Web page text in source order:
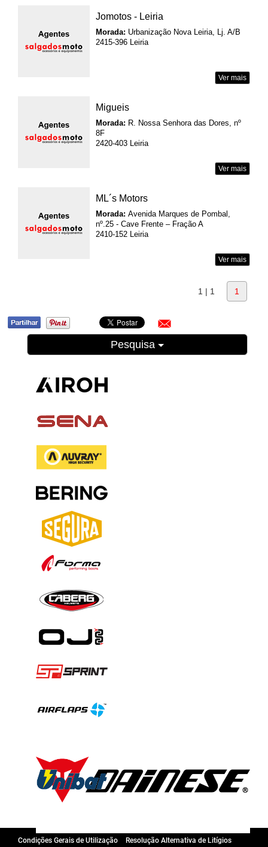
Jomotos - Leiria
Morada: Urbanização Nova Leiria, Lj. A/B
2415-396 Leiria
Ver mais
Migueis
Morada: R. Nossa Senhora das Dores, nº
8F
2420-403 Leiria
Ver mais
ML´s Motors
Morada: Avenida Marques de Pombal,
nº.25 - Cave Frente – Fração A
2410-152 Leiria
Ver mais
1 | 1 1
Pesquisa
Condições Gerais de Utilização
Resolução Alternativa de Litígios